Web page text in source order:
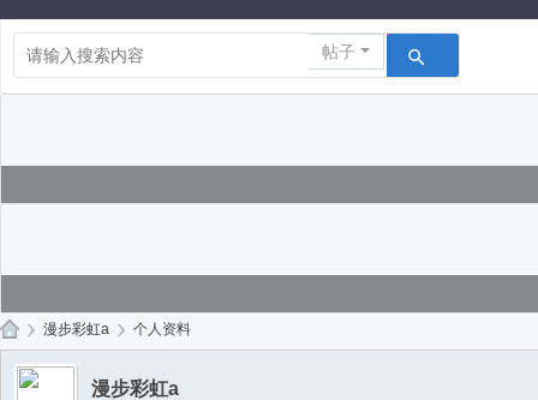
帖子
任
› 漫步彩虹a › 个人资料
漫步彩虹a